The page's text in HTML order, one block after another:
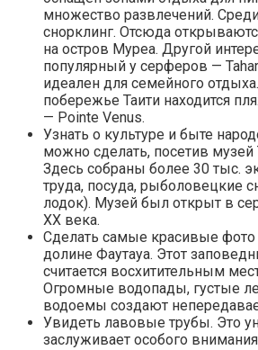
множество развлечений.
снорклинг. Отсюда
на остров Муреа. Другой
популярный у серферов —
идеален для семейного
побережье Таити находится
— Pointe Venus.
Узнать о культуре и быте
можно сделать, посетив музей
Здесь собраны более 30 тыс.
труда, посуда, рыболовецкие
лодок). Музей был открыт в
XX века.
Сделать самые красивые
долине Фаутауа. Этот
считается восхитительным
Огромные водопады, густые
водоемы создают
Увидеть лавовые трубы. Это
заслуживает особого